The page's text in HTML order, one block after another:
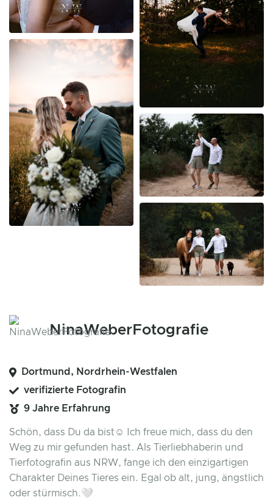
NinaWeberFotografie
Dortmund, Nordrhein-Westfalen
verifizierte Fotografin
9 Jahre Erfahrung
Schön, dass Du da bist☺️ Ich freue mich, dass du den
Weg zu mir gefunden hast. Als Tierliebhaberin und
Tierfotografin aus NRW, fange ich den einzigartigen
Charakter Deines Tieres ein. Egal ob alt, jung, ängstlich
oder stürmisch.🤍